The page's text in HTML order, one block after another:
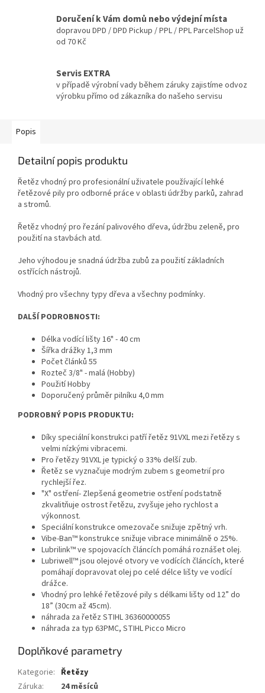
Doručení k Vám domů nebo výdejní místa
dopravou DPD / DPD Pickup / PPL / PPL ParcelShop už
od 70 Kč
Servis EXTRA
v případě výrobní vady během záruky zajistíme odvoz
výrobku přímo od zákazníka do našeho servisu
Popis
Detailní popis produktu
Řetěz vhodný pro profesionální uživatele používající lehké
řetězové pily pro odborné práce v oblasti údržby parků, zahrad
a stromů.
Řetěz vhodný pro řezání palivového dřeva, údržbu zeleně, pro
použití na stavbách atd.
Jeho výhodou je snadná údržba zubů za použití základních
ostřících nástrojů.
Vhodný pro všechny typy dřeva a všechny podmínky.
DALŠÍ PODROBNOSTI:
Délka vodící lišty 16" - 40 cm
Šířka drážky 1,3 mm
Počet článků 55
Rozteč 3/8" - malá (Hobby)
Použití Hobby
Doporučený průměr pilníku 4,0 mm
PODROBNÝ POPIS PRODUKTU:
Díky speciální konstrukci patří řetěz 91VXL mezi řetězy s
velmi nízkými vibracemi.
Pro řetězy 91VXL je typický o 33% delší zub.
Řetěz se vyznačuje modrým zubem s geometrií pro
rychlejší řez.
"X" ostření- Zlepšená geometrie ostření podstatně
zkvalitňuje ostrost řetězu, zvyšuje jeho rychlost a
výkonnost.
Speciální konstrukce omezovače snižuje zpětný vrh.
Vibe-Ban™ konstrukce snižuje vibrace minimálně o 25%.
Lubrilink™ ve spojovacích článcích pomáhá roznášet olej.
Lubriwell™ jsou olejové otvory ve vodících článcích, které
pomáhají dopravovat olej po celé délce lišty ve vodící
drážce.
Vhodný pro lehké řetězové pily s délkami lišty od 12” do
18” (30cm až 45cm).
náhrada za řetěz STIHL 36360000055
náhrada za typ 63PMC, STIHL Picco Micro
Doplňkové parametry
Kategorie: Řetězy
Záruka: 24 měsíců